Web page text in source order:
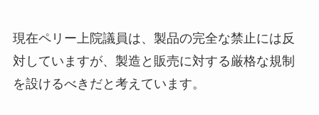
現在ペリー上院議員は、製品の完全な禁止には反
対していますが、製造と販売に対する厳格な規制
を設けるべきだと考えています。